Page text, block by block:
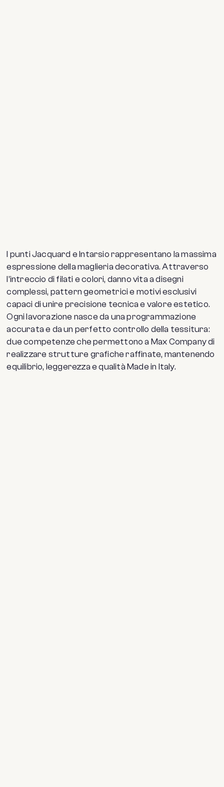
I punti Jacquard e Intarsio rappresentano la massima
espressione della maglieria decorativa. Attraverso
l’intreccio di filati e colori, danno vita a disegni
complessi, pattern geometrici e motivi esclusivi
capaci di unire precisione tecnica e valore estetico.
Ogni lavorazione nasce da una programmazione
accurata e da un perfetto controllo della tessitura:
due competenze che permettono a Max Company di
realizzare strutture grafiche raffinate, mantenendo
equilibrio, leggerezza e qualità Made in Italy.